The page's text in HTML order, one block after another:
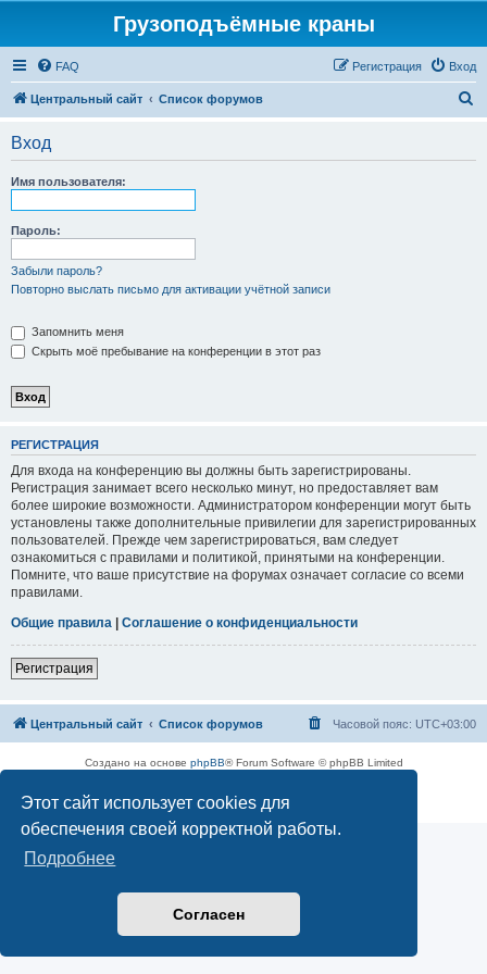
Этот сайт использует cookies для
обеспечения своей корректной работы.
Подробнее
Согласен
Грузоподъёмные краны
FAQ Вход
Регистрация
Центральный сайт Список форумов
Вход
Имя пользователя:
Пароль:
Забыли пароль?
Повторно выслать письмо для активации учётной записи
Запомнить меня
Скрыть моё пребывание на конференции в этот раз
РЕГИСТРАЦИЯ
Для входа на конференцию вы должны быть зарегистрированы.
Регистрация занимает всего несколько минут, но предоставляет вам
более широкие возможности. Администратором конференции могут быть
установлены также дополнительные привилегии для зарегистрированных
пользователей. Прежде чем зарегистрироваться, вам следует
ознакомиться с правилами и политикой, принятыми на конференции.
Помните, что ваше присутствие на форумах означает согласие со всеми
правилами.
Общие правила | Соглашение о конфиденциальности
Регистрация
Центральный сайт Список форумов Часовой пояс: UTC+03:00
Создано на основе phpBB® Forum Software © phpBB Limited
Конфиденциальность|Правила